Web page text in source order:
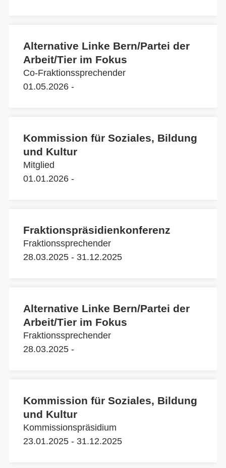
Alternative Linke Bern/Partei der
Arbeit/Tier im Fokus
Co-Fraktionssprechender
01.05.2026 -
Kommission für Soziales, Bildung
und Kultur
Mitglied
01.01.2026 -
Fraktionspräsidienkonferenz
Fraktionssprechender
28.03.2025 - 31.12.2025
Alternative Linke Bern/Partei der
Arbeit/Tier im Fokus
Fraktionssprechender
28.03.2025 -
Kommission für Soziales, Bildung
und Kultur
Kommissionspräsidium
23.01.2025 - 31.12.2025